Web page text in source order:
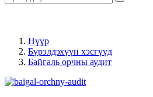
Нүүр
Бүрэлдэхүүн хэсгүүд
Байгаль орчны аудит